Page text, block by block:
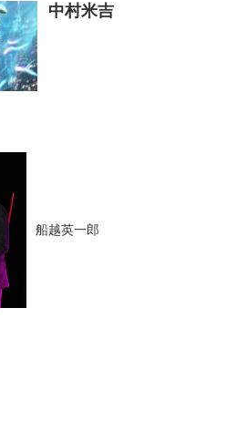
中村米吉
船越英一郎